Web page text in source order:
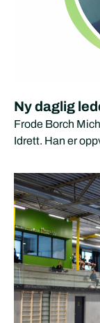
Ny daglig
Frode Borch
Idrett. Han er